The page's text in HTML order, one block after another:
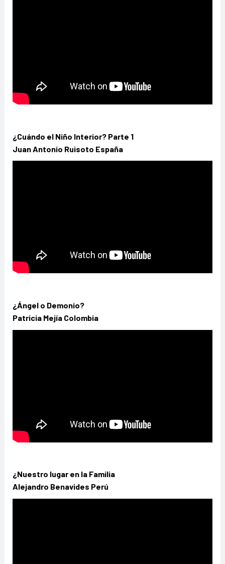
¿Cuándo el Niño Interior? Parte 1
Juan Antonio Ruisoto España
¿Ángel o Demonio?
Patricia Mejía Colombia
¿Nuestro lugar en la Familia
Alejandro Benavides Perú